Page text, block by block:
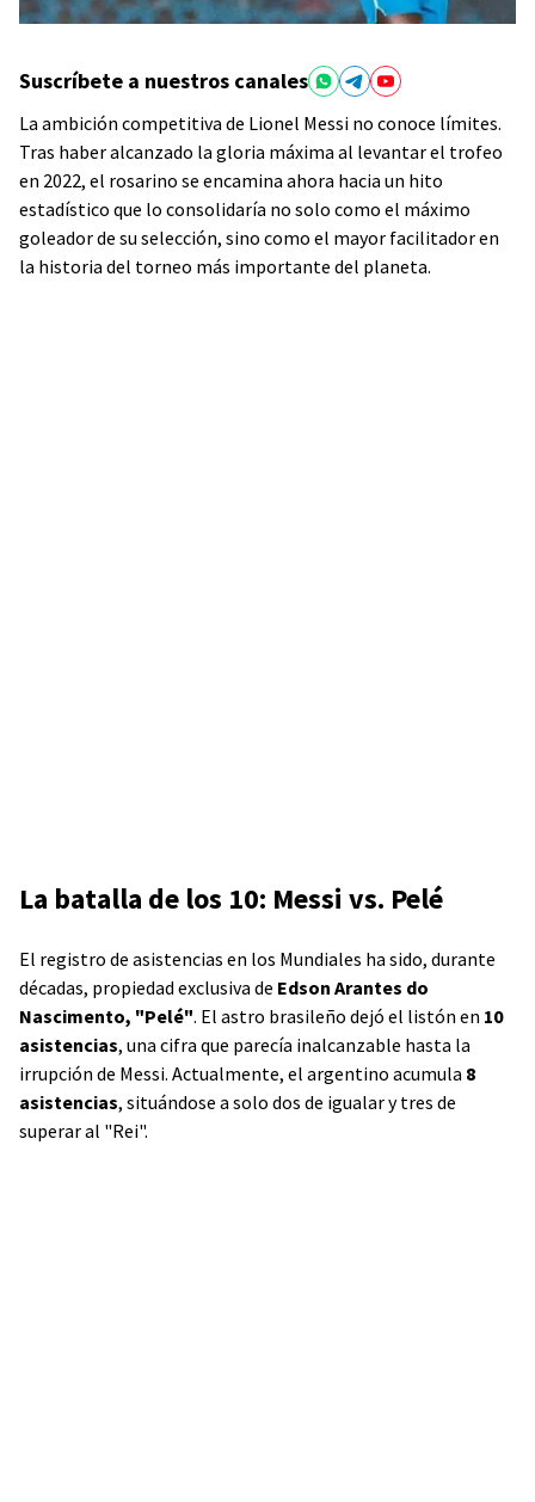
Suscríbete a nuestros canales
La ambición competitiva de Lionel Messi no conoce límites.
Tras haber alcanzado la gloria máxima al levantar el trofeo
en 2022, el rosarino se encamina ahora hacia un hito
estadístico que lo consolidaría no solo como el máximo
goleador de su selección, sino como el mayor facilitador en
la historia del torneo más importante del planeta.
La batalla de los 10: Messi vs. Pelé
El registro de asistencias en los Mundiales ha sido, durante
décadas, propiedad exclusiva de Edson Arantes do
Nascimento, "Pelé". El astro brasileño dejó el listón en 10
asistencias, una cifra que parecía inalcanzable hasta la
irrupción de Messi. Actualmente, el argentino acumula 8
asistencias, situándose a solo dos de igualar y tres de
superar al "Rei".